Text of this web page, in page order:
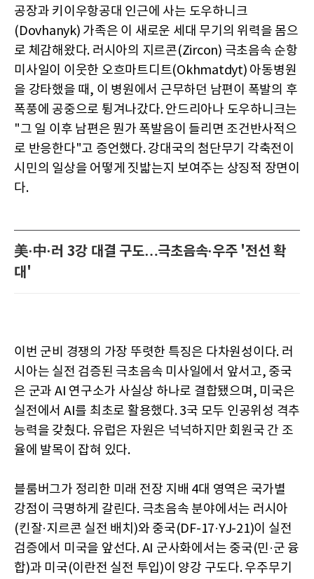
공장과 키이우항공대 인근에 사는 도우하니크
(Dovhanyk) 가족은 이 새로운 세대 무기의 위력을 몸으
로 체감해왔다. 러시아의 지르콘(Zircon) 극초음속 순항
미사일이 이웃한 오흐마트디트(Okhmatdyt) 아동병원
을 강타했을 때, 이 병원에서 근무하던 남편이 폭발의 후
폭풍에 공중으로 튕겨나갔다. 안드리아나 도우하니크는
"그 일 이후 남편은 뭔가 폭발음이 들리면 조건반사적으
로 반응한다"고 증언했다. 강대국의 첨단무기 각축전이
시민의 일상을 어떻게 짓밟는지 보여주는 상징적 장면이
다.
美·中·러 3강 대결 구도…극초음속·우주 '전선 확
대'
이번 군비 경쟁의 가장 뚜렷한 특징은 다차원성이다. 러
시아는 실전 검증된 극초음속 미사일에서 앞서고, 중국
은 군과 AI 연구소가 사실상 하나로 결합됐으며, 미국은
실전에서 AI를 최초로 활용했다. 3국 모두 인공위성 격추
능력을 갖췄다. 유럽은 자원은 넉넉하지만 회원국 간 조
율에 발목이 잡혀 있다.
블룸버그가 정리한 미래 전장 지배 4대 영역은 국가별
강점이 극명하게 갈린다. 극초음속 분야에서는 러시아
(킨잘·지르콘 실전 배치)와 중국(DF-17·YJ-21)이 실전
검증에서 미국을 앞선다. AI 군사화에서는 중국(민·군 융
합)과 미국(이란전 실전 투입)이 양강 구도다. 우주무기